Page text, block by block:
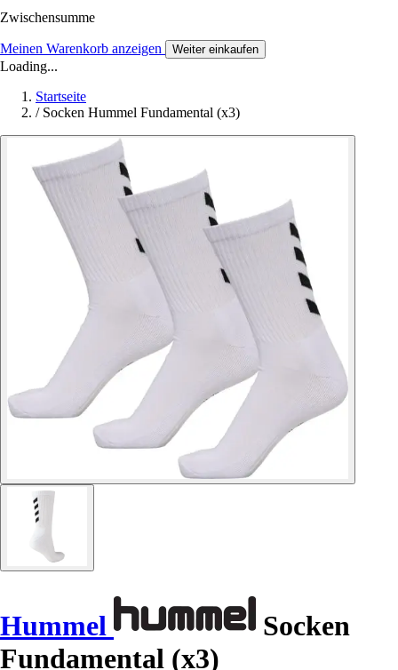
Zwischensumme
Meinen Warenkorb anzeigen Weiter einkaufen
Loading...
Startseite
/ Socken Hummel Fundamental (x3)
Hummel
Socken
Fundamental (x3)